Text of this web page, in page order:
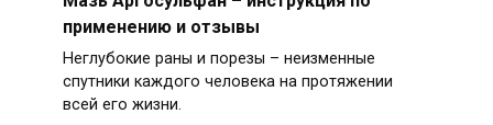
применению и отзывы
Неглубокие раны и порезы – неизменные
спутники каждого человека на протяжении
всей его жизни.